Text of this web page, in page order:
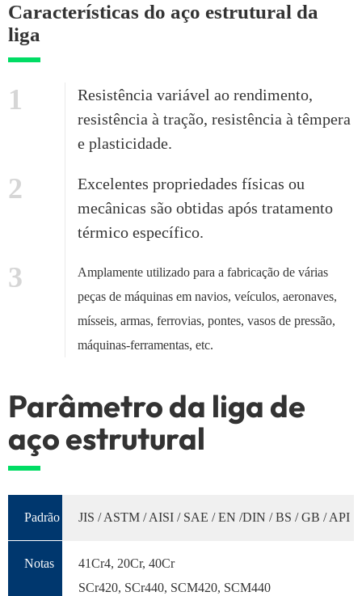
Características do aço estrutural da
liga
1
Resistência variável ao rendimento,
resistência à tração, resistência à têmpera
e plasticidade.
2
Excelentes propriedades físicas ou
mecânicas são obtidas após tratamento
térmico específico.
3
Amplamente utilizado para a fabricação de várias
peças de máquinas em navios, veículos, aeronaves,
mísseis, armas, ferrovias, pontes, vasos de pressão,
máquinas-ferramentas, etc.
Parâmetro da liga de
aço estrutural
Padrão JIS / ASTM / AISI / SAE / EN /DIN / BS / GB / API
Notas
41Cr4, 20Cr, 40Cr
SCr420, SCr440, SCM420, SCM440